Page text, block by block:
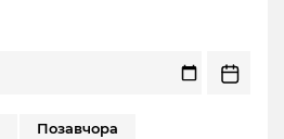
Позавчора